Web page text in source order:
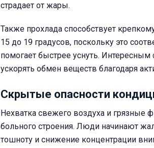
страдает от жары.
Также прохлада способствует
15 до 19 градусов, поскольку это
помогает быстрее уснуть. Интересным
ускорять обмен веществ благодаря
Скрытые опасности
Нехватка свежего воздуха и грязные
больного строения. Люди начинают
тошноту и снижение концентрации